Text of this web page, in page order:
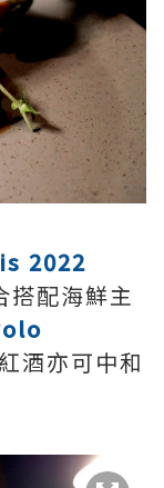
2022
搭配海鮮主
紅酒亦可中和